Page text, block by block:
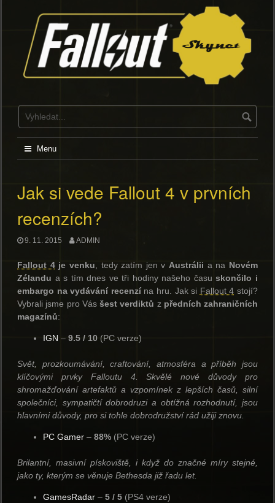
Menu
Jak si vede Fallout 4 v prvních
recenzích?
9. 11. 2015 ADMIN
Fallout 4je venku, tedy zatím jen vAustrálii a na Novém
Zélandu a s tím dnes ve tři hodiny našeho časuskončilo i
embargo na vydávání recenzína hru. Jak si Fallout 4 stojí?
Vybrali jsme pro Vás šest verdiktů z předních zahraničních
magazínů:
IGN – 9.5 / 10 (PC verze)
Svět, prozkoumávání, craftování, atmosféra a příběh jsou
klíčovými prvky Falloutu 4. Skvělé nové důvody pro
shromažďování artefaktů a vzpomínek z lepších časů, silní
společníci, sympatičtí dobrodruzi a obtížná rozhodnutí, jsou
hlavními důvody, pro si tohle dobrodružství rád užiji znovu.
PC Gamer – 88% (PC verze)
Brilantní, masivní pískoviště, i když do značné míry stejné,
jako ty, kterým se věnuje Bethesda již řadu let.
GamesRadar – 5 / 5 (PS4 verze)